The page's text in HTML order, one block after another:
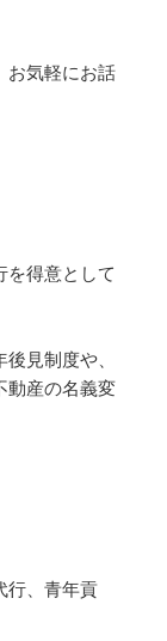
お気軽にお話
を得意として
後見制度や、
動産の名義変
行、青年貢